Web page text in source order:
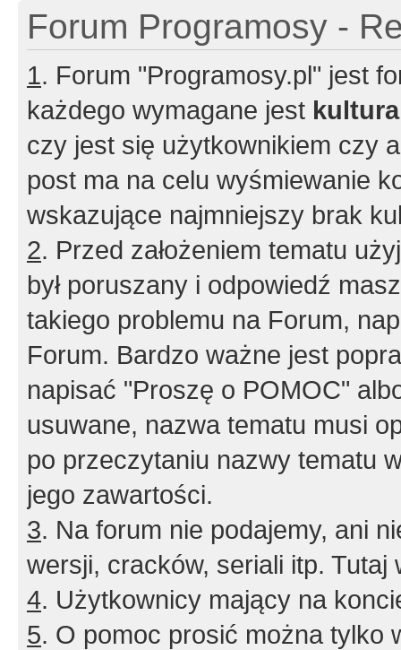
Forum Programosy -
1. Forum "Programosy.pl" jest
każdego wymagane jest
czy jest się użytkownikiem czy
post ma na celu wyśmiewanie
wskazujące najmniejszy brak
2. Przed założeniem tematu
był poruszany i odpowiedź
takiego problemu na Forum,
Forum. Bardzo ważne jest
napisać "Proszę o POMOC"
usuwane, nazwa tematu musi
po przeczytaniu nazwy tematu
jego zawartości.
3. Na forum nie podajemy, ani
wersji, cracków, seriali itp. Tutaj
4. Użytkownicy mający na
5. O pomoc prosić można tylko